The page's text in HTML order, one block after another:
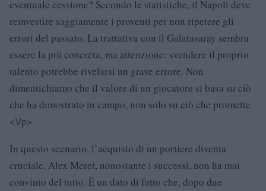
eventuale cessione? Secondo le statistiche, il Napoli deve
reinvestire saggiamente i proventi per non ripetere gli
errori del passato. La trattativa con il Galatasaray sembra
essere la più concreta, ma attenzione: svendere il proprio
talento potrebbe rivelarsi un grave errore. Non
dimentichiamo che il valore di un giocatore si basa su ciò
che ha dimostrato in campo, non solo su ciò che promette.
<\/p>
In questo scenario, l’acquisto di un portiere diventa
cruciale. Alex Meret, nonostante i successi, non ha mai
convinto del tutto. È un dato di fatto che, dopo due